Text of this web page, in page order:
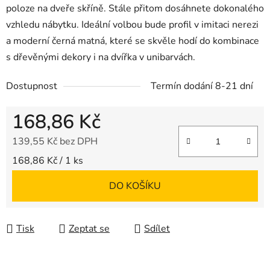
poloze na dveře skříně. Stále přitom dosáhnete dokonalého
vzhledu nábytku. Ideální volbou bude profil v imitaci nerezi
a moderní černá matná, které se skvěle hodí do kombinace
s dřevěnými dekory i na dvířka v unibarvách.
Dostupnost Termín dodání 8-21 dní
168,86 Kč
139,55 Kč bez DPH
Měrná cena:
168,86 Kč / 1 ks
DO KOŠÍKU
Tisk Zeptat se Sdílet